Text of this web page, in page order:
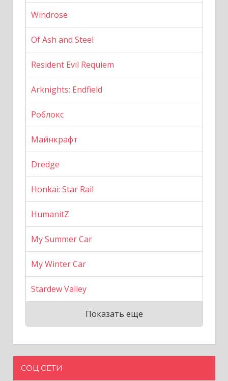
Windrose
Of Ash and Steel
Resident Evil Requiem
Arknights: Endfield
Роблокс
Майнкрафт
Dredge
Honkai: Star Rail
HumanitZ
My Summer Car
My Winter Car
Stardew Valley
Показать еще
СОЦ СЕТИ